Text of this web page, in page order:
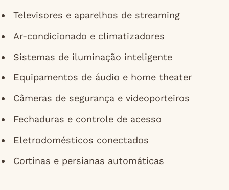
Televisores e aparelhos de streaming
Ar-condicionado e climatizadores
Sistemas de iluminação inteligente
Equipamentos de áudio e home theater
Câmeras de segurança e videoporteiros
Fechaduras e controle de acesso
Eletrodomésticos conectados
Cortinas e persianas automáticas